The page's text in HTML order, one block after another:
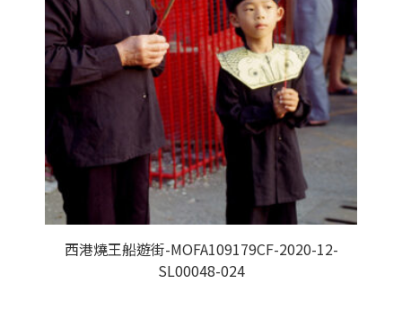
西港燒王船遊街-MOFA109179CF-2020-12-
SL00048-024